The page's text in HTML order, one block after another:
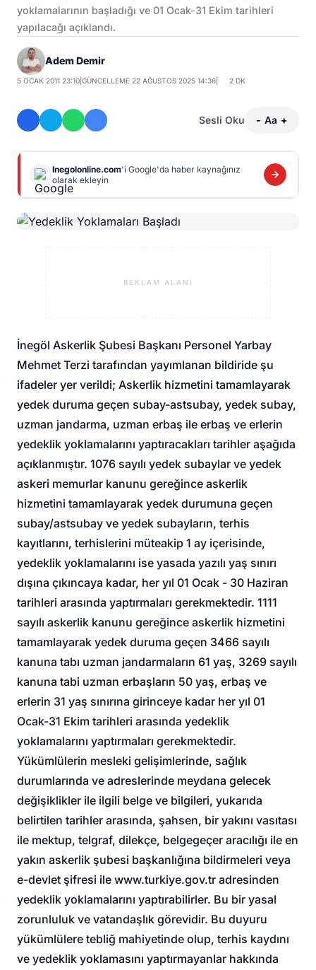
yoklamalarının başladığı ve 01 Ocak-31 Ekim tarihleri
yapılacağı açıklandı.
Adem Demir
5 OCAK 2011 23:10 |GÜNCELLEME 22 AĞUSTOS 2025 14:36 2 DK
Sesli Oku - Aa +
Inegolonline.com'i Google'da haber kaynağınız
olarak ekleyin
REKLAM ALANI
İnegöl Askerlik Şubesi Başkanı Personel Yarbay
Mehmet Terzi tarafından yayımlanan bildiride şu
ifadeler yer verildi; Askerlik hizmetini tamamlayarak
yedek duruma geçen subay-astsubay, yedek subay,
uzman jandarma, uzman erbaş ile erbaş ve erlerin
yedeklik yoklamalarını yaptıracakları tarihler aşağıda
açıklanmıştır. 1076 sayılı yedek subaylar ve yedek
askeri memurlar kanunu gereğince askerlik
hizmetini tamamlayarak yedek durumuna geçen
subay/astsubay ve yedek subayların, terhis
kayıtlarını, terhislerini müteakip 1 ay içerisinde,
yedeklik yoklamalarını ise yasada yazılı yaş sınırı
dışına çıkıncaya kadar, her yıl 01 Ocak - 30 Haziran
tarihleri arasında yaptırmaları gerekmektedir. 1111
sayılı askerlik kanunu gereğince askerlik hizmetini
tamamlayarak yedek duruma geçen 3466 sayılı
kanuna tabı uzman jandarmaların 61 yaş, 3269 sayılı
kanuna tabi uzman erbaşların 50 yaş, erbaş ve
erlerin 31 yaş sınırına girinceye kadar her yıl 01
Ocak-31 Ekim tarihleri arasında yedeklik
yoklamalarını yaptırmaları gerekmektedir.
Yükümlülerin mesleki gelişimlerinde, sağlık
durumlarında ve adreslerinde meydana gelecek
değişiklikler ile ilgili belge ve bilgileri, yukarıda
belirtilen tarihler arasında, şahsen, bir yakını vasıtası
ile mektup, telgraf, dilekçe, belgegeçer aracılığı ile en
yakın askerlik şubesi başkanlığına bildirmeleri veya
e-devlet şifresi ile www.turkiye.gov.tr adresinden
yedeklik yoklamalarını yaptırabilirler. Bu bir yasal
zorunluluk ve vatandaşlık görevidir. Bu duyuru
yükümlülere tebliğ mahiyetinde olup, terhis kaydını
ve yedeklik yoklamasını yaptırmayanlar hakkında